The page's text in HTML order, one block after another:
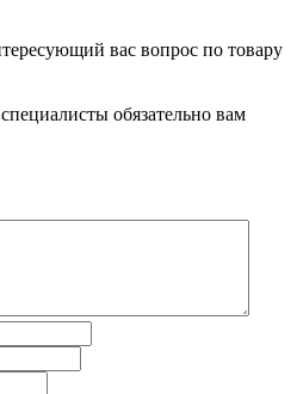
вас вопрос по товару
обязательно вам